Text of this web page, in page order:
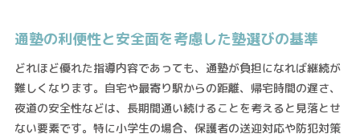
通塾の利便性と安全面を考慮した塾選びの基準
どれほど優れた指導内容であっても、通塾が負担になれば継続が
難しくなります。自宅や最寄り駅からの距離、帰宅時間の遅さ、
夜道の安全性などは、長期間通い続けることを考えると見落とせ
ない要素です。特に小学生の場合、保護者の送迎対応や防犯対策